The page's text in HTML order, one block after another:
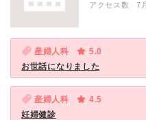
アクセス数 7
産婦人科
5.0
お世話になりました
産婦人科
4.5
妊婦健診